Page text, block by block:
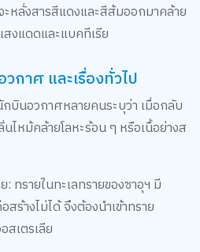
หลั่งสารสีแดงและสีส้มออกมาคล้าย
งแดดและแบคทีเรีย
กาศ และเรื่องทั่วไป
บินอวกาศหลายคนระบุว่า เมื่อกลับ
นไหม้คล้ายโลหะร้อน ๆ หรือเนื้อย่างส
: ทรายในทะเลทรายของซาอุฯ มี
ร้างไม่ได้ จึงต้องนำเข้าทราย
สเตรเลีย